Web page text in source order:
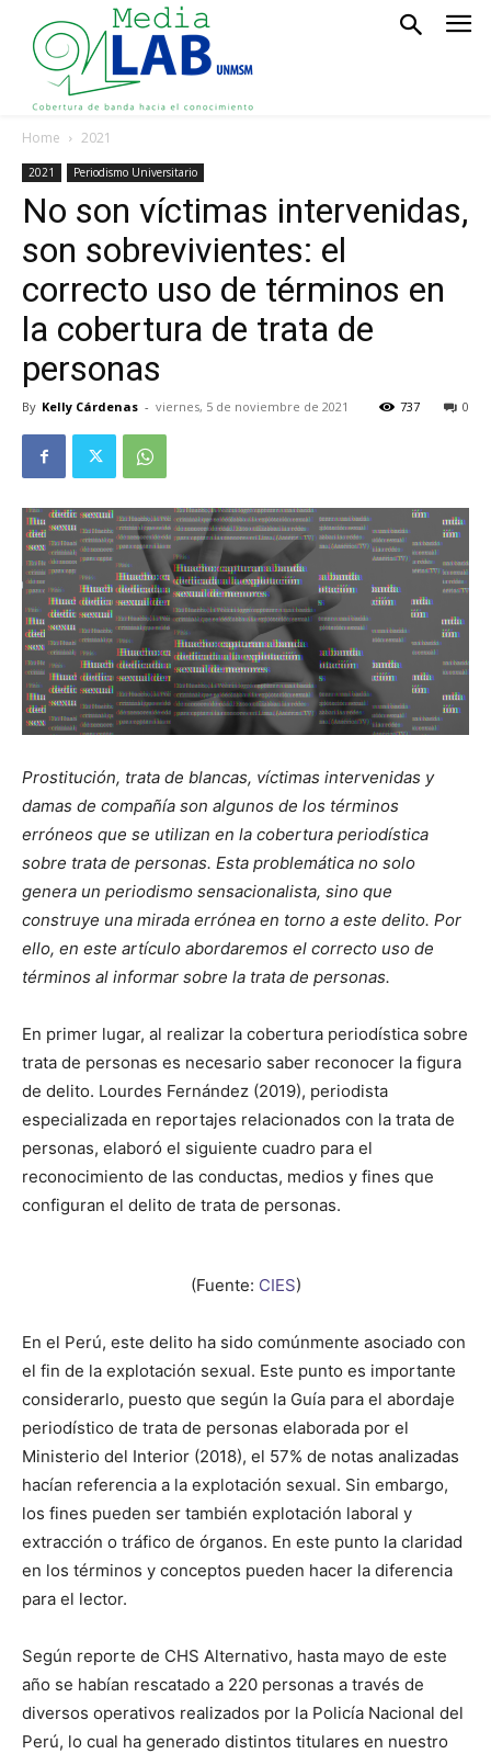
Home 2021
2021 Periodismo Universitario
No son víctimas intervenidas,
son sobrevivientes: el
correcto uso de términos en
la cobertura de trata de
personas
By Kelly Cárdenas - viernes, 5 de noviembre de 2021 0
737
Prostitución, trata de blancas, víctimas intervenidas y
damas de compañía son algunos de los términos
erróneos que se utilizan en la cobertura periodística
sobre trata de personas. Esta problemática no solo
genera un periodismo sensacionalista, sino que
construye una mirada errónea en torno a este delito. Por
ello, en este artículo abordaremos el correcto uso de
términos al informar sobre la trata de personas.
En primer lugar, al realizar la cobertura periodística sobre
trata de personas es necesario saber reconocer la figura
de delito. Lourdes Fernández (2019), periodista
especializada en reportajes relacionados con la trata de
personas, elaboró el siguiente cuadro para el
reconocimiento de las conductas, medios y fines que
configuran el delito de trata de personas.
(Fuente: CIES)
En el Perú, este delito ha sido comúnmente asociado con
el fin de la explotación sexual. Este punto es importante
considerarlo, puesto que según la Guía para el abordaje
periodístico de trata de personas elaborada por el
Ministerio del Interior (2018), el 57% de notas analizadas
hacían referencia a la explotación sexual. Sin embargo,
los fines pueden ser también explotación laboral y
extracción o tráfico de órganos. En este punto la claridad
en los términos y conceptos pueden hacer la diferencia
para el lector.
Según reporte de CHS Alternativo, hasta mayo de este
año se habían rescatado a 220 personas a través de
diversos operativos realizados por la Policía Nacional del
Perú, lo cual ha generado distintos titulares en nuestro